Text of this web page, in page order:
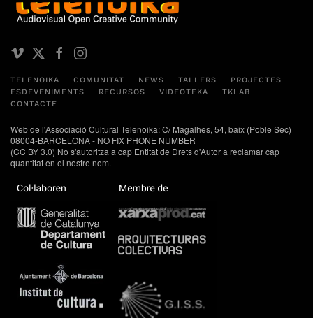
TELENOIKA COMUNITAT NEWS TALLERS
PROJECTES
ESDEVENIMENTS
RECURSOS VIDEOTEKA
TKLAB
CONTACTE
Web de l'Associació Cultural Telenoika: C/ Magalhes, 54, baix (Poble Sec)
08004-BARCELONA - NO FIX PHONE NUMBER
(CC BY 3.0) No s'autoritza a cap Entitat de Drets d'Autor a reclamar cap
quantitat en el nostre nom.